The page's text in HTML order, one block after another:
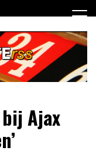
bij Ajax